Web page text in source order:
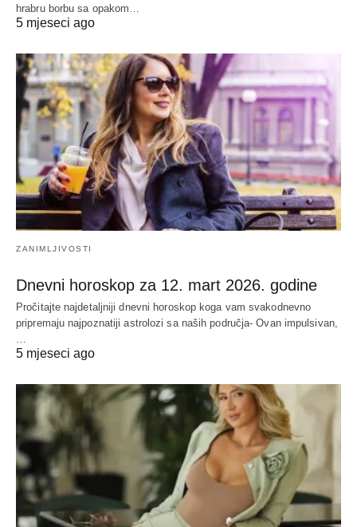
hrabru borbu sa opakom…
5 mjeseci ago
ZANIMLJIVOSTI
Dnevni horoskop za 12. mart 2026. godine
Pročitajte najdetaljniji dnevni horoskop koga vam svakodnevno
pripremaju najpoznatiji astrolozi sa naših područja- Ovan impulsivan,
5 mjeseci ago